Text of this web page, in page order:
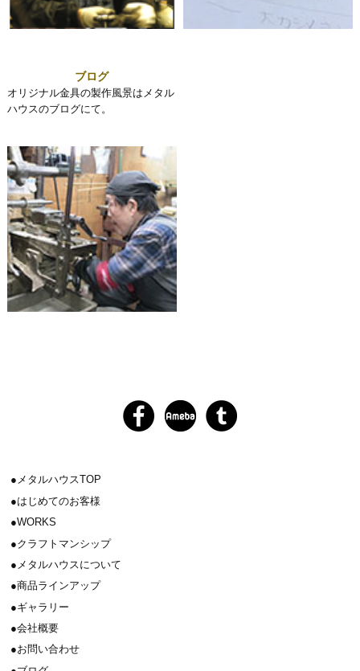
ブログ
オリジナル金具の製作風景はメタル
ハウスのブログにて。
メタルハウスTOP
はじめてのお客様
WORKS
クラフトマンシップ
メタルハウスについて
商品ラインアップ
ギャラリー
会社概要
お問い合わせ